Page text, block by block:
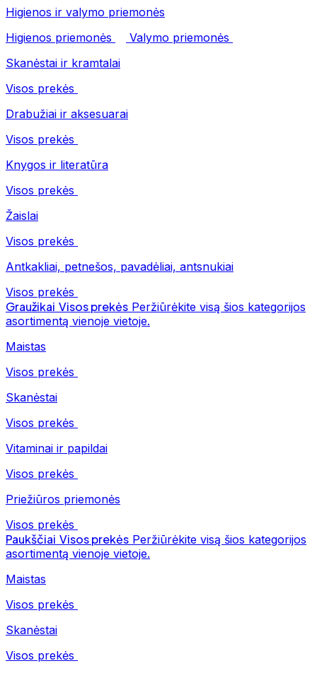
Higienos ir valymo priemonės
Higienos priemonės
Valymo priemonės
Skanėstai ir kramtalai
Visos prekės
Drabužiai ir aksesuarai
Visos prekės
Knygos ir literatūra
Visos prekės
Žaislai
Visos prekės
Antkakliai, petnešos, pavadėliai, antsnukiai
Visos prekės
Graužikai Visos prekės Peržiūrėkite visą šios kategorijos
asortimentą vienoje vietoje.
Maistas
Visos prekės
Skanėstai
Visos prekės
Vitaminai ir papildai
Visos prekės
Priežiūros priemonės
Visos prekės
Paukščiai Visos prekės Peržiūrėkite visą šios kategorijos
asortimentą vienoje vietoje.
Maistas
Visos prekės
Skanėstai
Visos prekės